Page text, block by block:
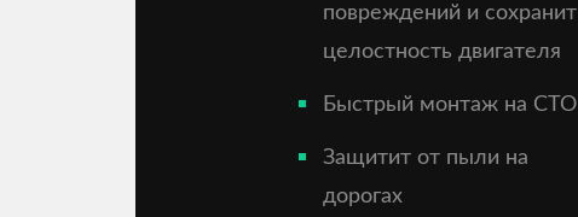
повреждений и сохранит
целостность двигателя
Быстрый монтаж на СТО
Защитит от пыли на
дорогах